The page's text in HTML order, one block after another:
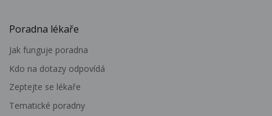
Poradna lékaře
Jak funguje poradna
Kdo na dotazy odpovídá
Zeptejte se lékaře
Tematické poradny